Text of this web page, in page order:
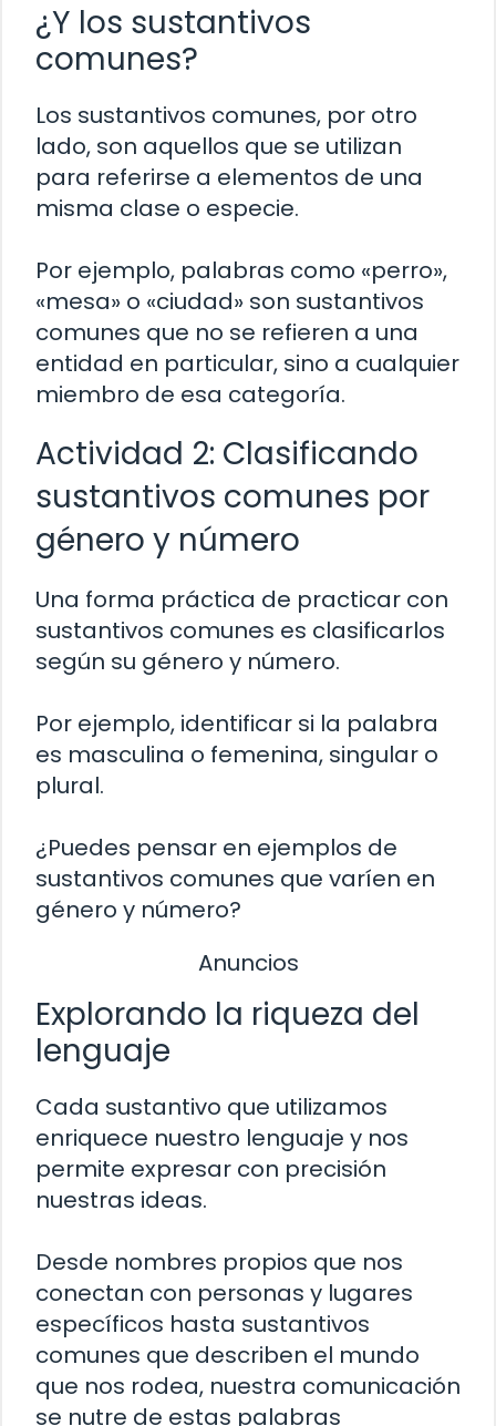
¿Y los sustantivos
comunes?
Los sustantivos comunes, por otro
lado, son aquellos que se utilizan
para referirse a elementos de una
misma clase o especie.
Por ejemplo, palabras como «perro»,
«mesa» o «ciudad» son sustantivos
comunes que no se refieren a una
entidad en particular, sino a cualquier
miembro de esa categoría.
Actividad 2: Clasificando
sustantivos comunes por
género y número
Una forma práctica de practicar con
sustantivos comunes es clasificarlos
según su género y número.
Por ejemplo, identificar si la palabra
es masculina o femenina, singular o
plural.
¿Puedes pensar en ejemplos de
sustantivos comunes que varíen en
género y número?
Anuncios
Explorando la riqueza del
lenguaje
Cada sustantivo que utilizamos
enriquece nuestro lenguaje y nos
permite expresar con precisión
nuestras ideas.
Desde nombres propios que nos
conectan con personas y lugares
específicos hasta sustantivos
comunes que describen el mundo
que nos rodea, nuestra comunicación
se nutre de estas palabras